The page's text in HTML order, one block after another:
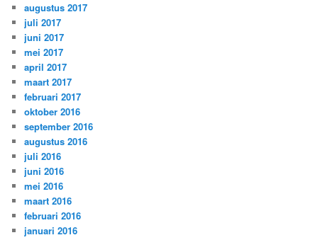
augustus 2017
juli 2017
juni 2017
mei 2017
april 2017
maart 2017
februari 2017
oktober 2016
september 2016
augustus 2016
juli 2016
juni 2016
mei 2016
maart 2016
februari 2016
januari 2016